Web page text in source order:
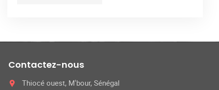
Contactez-nous
Thiocé ouest, M'bour, Sénégal